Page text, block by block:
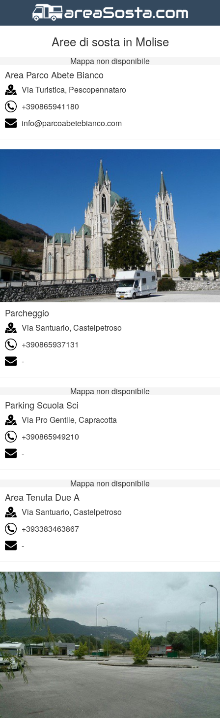
Aree di sosta in Molise
Mappa non disponibile
Area Parco Abete Bianco
Via Turistica, Pescopennataro
+390865941180
info@parcoabetebianco.com
Parcheggio
Via Santuario, Castelpetroso
+390865937131
-
Mappa non disponibile
Parking Scuola Sci
Via Pro Gentile, Capracotta
+390865949210
-
Mappa non disponibile
Area Tenuta Due A
Via Santuario, Castelpetroso
+393383463867
-